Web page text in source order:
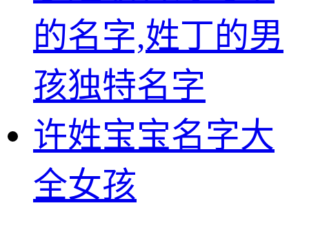
的名字,姓丁的男
孩独特名字
许姓宝宝名字大
全女孩